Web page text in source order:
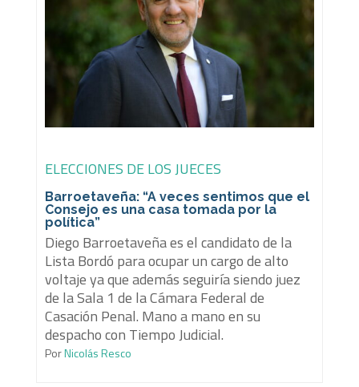
ELECCIONES DE LOS JUECES
Barroetaveña: “A veces sentimos que el
Consejo es una casa tomada por la
política”
Diego Barroetaveña es el candidato de la
Lista Bordó para ocupar un cargo de alto
voltaje ya que además seguiría siendo juez
de la Sala 1 de la Cámara Federal de
Casación Penal. Mano a mano en su
despacho con Tiempo Judicial.
PorNicolás Resco